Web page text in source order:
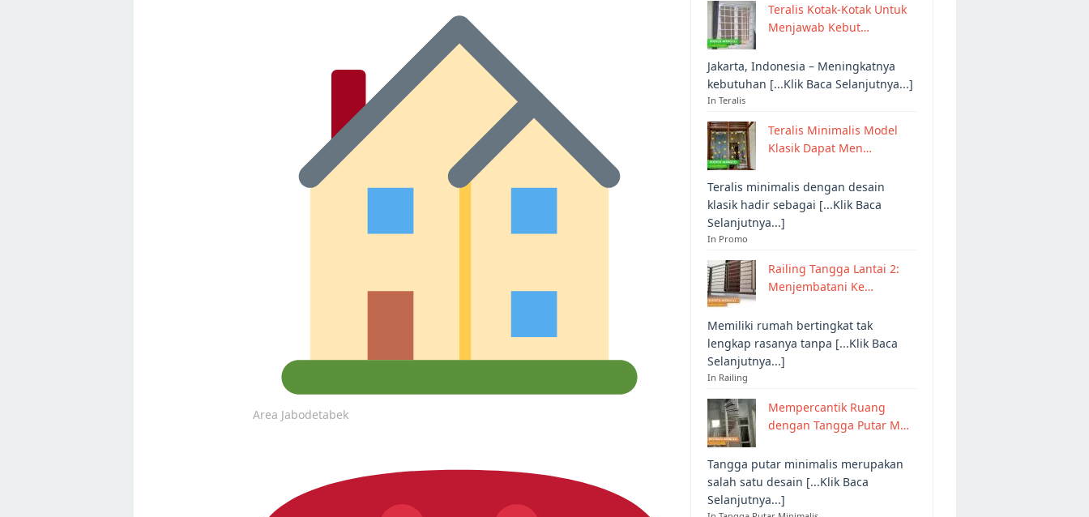
Area Jabodetabek
Teralis Kotak-Kotak Untuk
Menjawab Kebut…
Jakarta, Indonesia – Meningkatnya
kebutuhan [...Klik Baca Selanjutnya...]
In Teralis
Teralis Minimalis Model
Klasik Dapat Men…
Teralis minimalis dengan desain
klasik hadir sebagai [...Klik Baca
Selanjutnya...]
In Promo
Railing Tangga Lantai 2:
Menjembatani Ke…
Memiliki rumah bertingkat tak
lengkap rasanya tanpa [...Klik Baca
Selanjutnya...]
In Railing
Mempercantik Ruang
dengan Tangga Putar M…
Tangga putar minimalis merupakan
salah satu desain [...Klik Baca
Selanjutnya...]